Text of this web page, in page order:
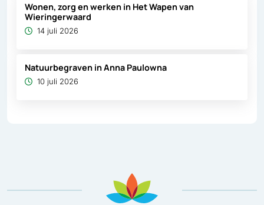
Wonen, zorg en werken in Het Wapen van
Wieringerwaard
14 juli 2026
Natuurbegraven in Anna Paulowna
10 juli 2026